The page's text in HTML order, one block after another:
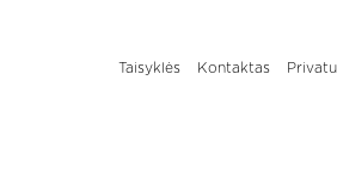
Taisyklės Kontaktas